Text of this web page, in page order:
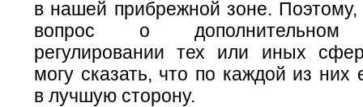
в нашей прибрежной зоне.
вопрос о дополнительном
регулировании тех или иных
могу сказать, что по каждой из них
в лучшую сторону.